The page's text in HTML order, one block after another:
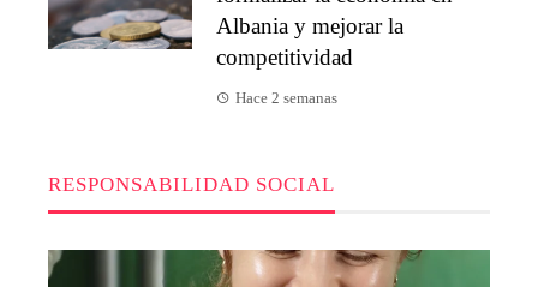
Albania y mejorar la
competitividad
Hace 2 semanas
RESPONSABILIDAD SOCIAL